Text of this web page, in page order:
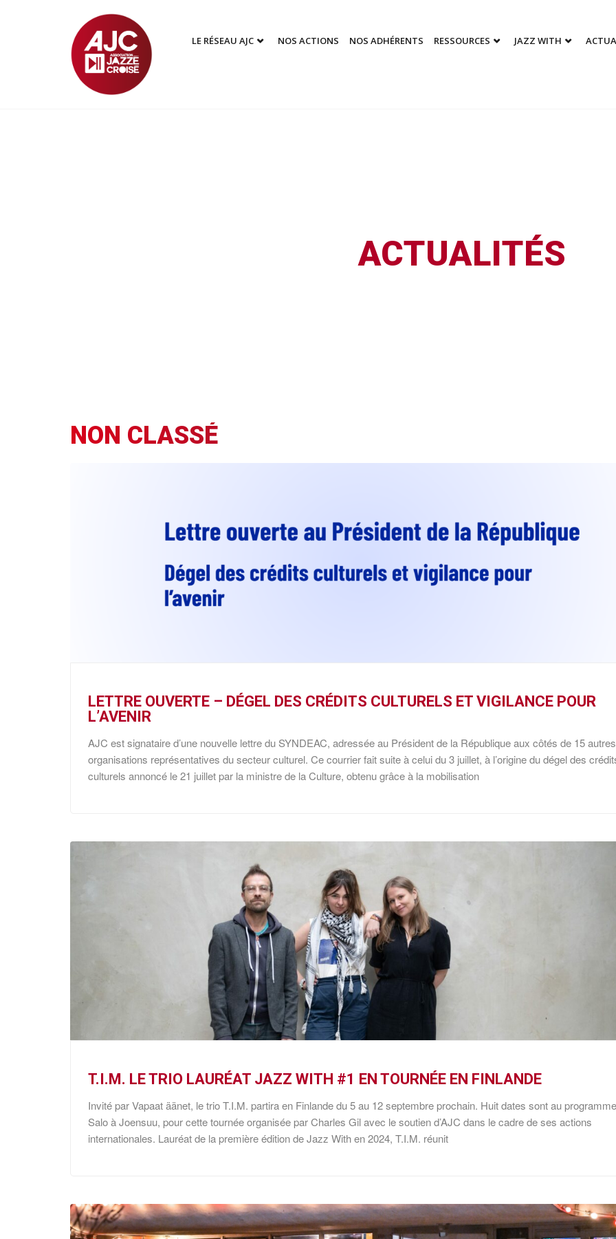
LE RÉSEAU AJC NOS ACTIONS NOS ADHÉRENTS RESSOURCES JAZZ WITH
ACTUALITÉS
NON CLASSÉ
LETTRE OUVERTE – DÉGEL DES CRÉDITS CULTURELS ET VIGILANCE POUR
L’AVENIR
AJC est signataire d’une nouvelle lettre du SYNDEAC, adressée au Président de la République aux côtés de 15 autres
organisations représentatives du secteur culturel. Ce courrier fait suite à celui du 3 juillet, à l’origine du dégel des
culturels annoncé le 21 juillet par la ministre de la Culture, obtenu grâce à la mobilisation
T.I.M. LE TRIO LAURÉAT JAZZ WITH #1 EN TOURNÉE EN FINLANDE
Invité par Vapaat äänet, le trio T.I.M. partira en Finlande du 5 au 12 septembre prochain. Huit dates sont au
Salo à Joensuu, pour cette tournée organisée par Charles Gil avec le soutien d’AJC dans le cadre de ses actions
internationales. Lauréat de la première édition de Jazz With en 2024, T.I.M. réunit